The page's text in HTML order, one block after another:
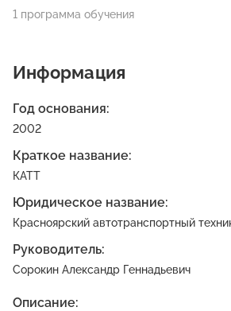
1 программа обучения
Информация
Год основания:
2002
Краткое название:
КАТТ
Юридическое название:
Красноярский автотранспортный
Руководитель:
Сорокин Александр Геннадьевич
Описание: